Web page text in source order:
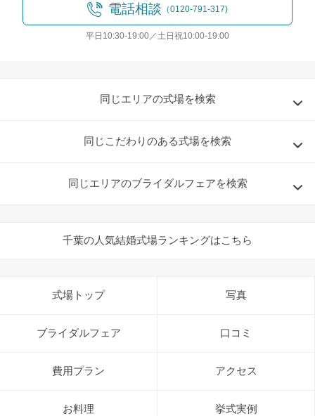
電話相談 （0120-791-317)
平日10:30-19:00／土日祝10:00-19:00
同じエリアの式場を検索
同じこだわりのある式場を検索
同じエリアのブライダルフェアを検索
千葉の人気結婚式場ランキングはこちら
式場トップ 写真
ブライダルフェア 口コミ
費用プラン アクセス
お料理 挙式実例